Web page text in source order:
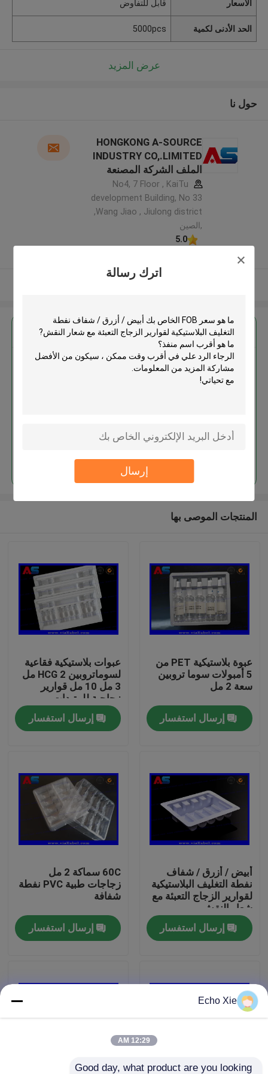
اترك رسالة
إرسال
بيت
معلومات عنا
جولة في المعمل
رقابة جودة
اتصل بنا
تسميات 10ML فيال
تسميات زجاجة صغيرة
الأسعار قابل للتفاوض
الحد الأدنى لكمية 5000pcs
عرض المزيد
حول نا
HONGKONG A-SOURCE
INDUSTRY CO,.LIMITED
الملف الشركة المصنعة
No4, 7 Floor , KaiTu
development Building, No 33
,Wang Jiao , Jiulong district
,الصين
5.0
احصل على افضل سعر ل
أبيض / أزرق / شفاف نفطة التغليف
استمر
المنتجات الموصى بها
عبوة بلاستيكية PET من
5 أمبولات سوما تروبين
سعة 2 مل
إرسال استفسار
عبوات بلاستيكية فقاعية
لسوماتروبين HCG 2 مل
3 مل 10 مل قوارير
زجاجية للببتيدات
إرسال استفسار
أبيض / أزرق / شفاف
نفطة التغليف البلاستيكية
لقوارير الزجاج التعبئة مع
شعار النقش
إرسال استفسار
60C سماكة 2 مل
زجاجات طبية PVC نفطة
شفافة
إرسال استفسار
Echo Xie
12:29 AM
Good day, what product are you looking